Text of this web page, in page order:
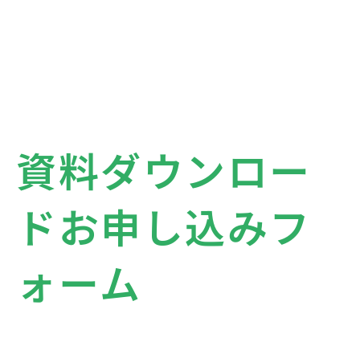
資料ダウンロー
ドお申し込みフ
ォーム